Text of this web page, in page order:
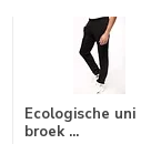
Ecologische uni
broek ...